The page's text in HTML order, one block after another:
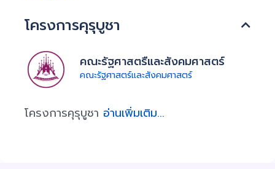
โครงการคุรุบูชา
คณะรัฐศาสตรืและสังคมศาสตร์
คณะรัฐศาสตร์และสังคมศาสตร์
โครงการคุรุบูชา อ่านเพิ่มเติม...